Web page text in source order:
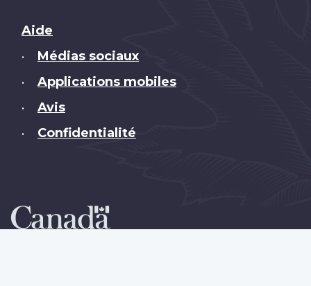
Brand
Aide
• Médias sociaux
• Applications mobiles
• Avis
• Confidentialité